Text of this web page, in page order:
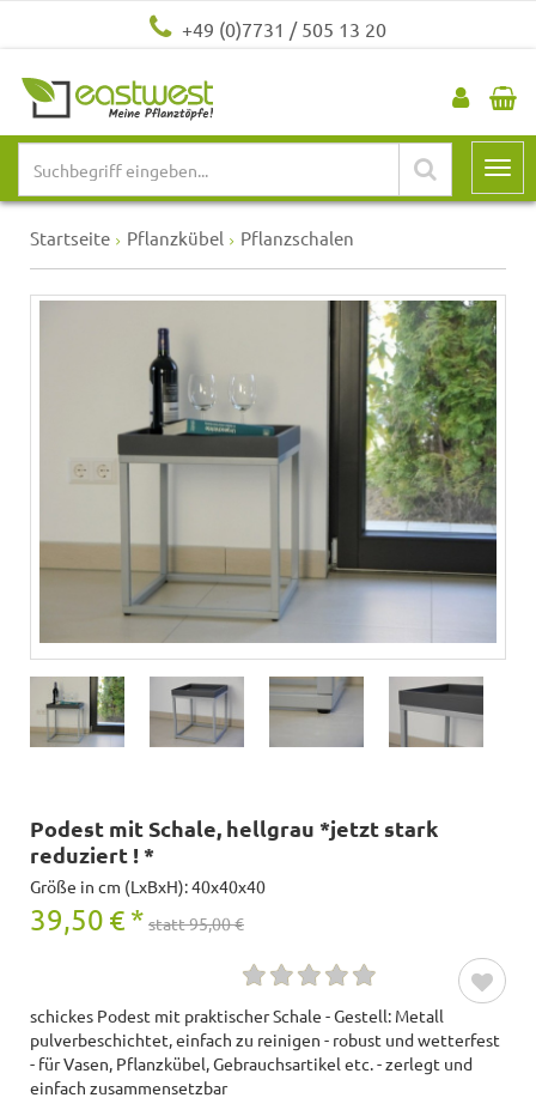
+49 (0)7731 / 505 13 20
Startseite Pflanzkübel Pflanzschalen
Podest mit Schale, hellgrau *jetzt stark
reduziert ! *
Größe in cm (LxBxH): 40x40x40
39,50 € * statt 95,00 €
schickes Podest mit praktischer Schale - Gestell: Metall
pulverbeschichtet, einfach zu reinigen - robust und wetterfest
- für Vasen, Pflanzkübel, Gebrauchsartikel etc. - zerlegt und
einfach zusammensetzbar